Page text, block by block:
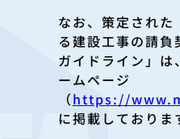
なお、策定された
る建設工事の請負
ガイドライン」は
ームページ
（https://
に掲載しておりま